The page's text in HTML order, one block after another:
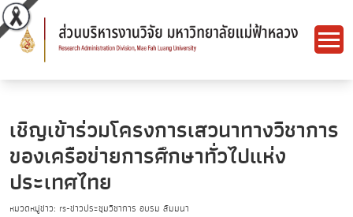
เชิญเข้าร่วมโครงการเสวนาทางวิชาการ
ของเครือข่ายการศึกษาทั่วไปแห่ง
ประเทศไทย
หมวดหมู่ข่าว: rs-ข่าวประชุมวิชาการ อบรม สัมมนา